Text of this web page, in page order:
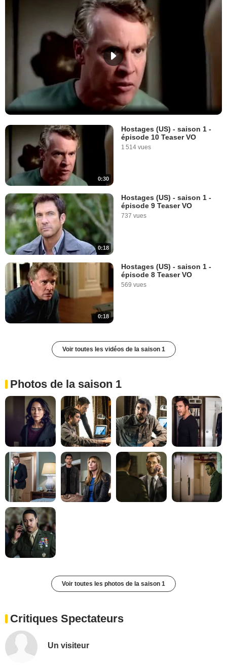
0:30
Hostages (US) - saison 1 -
épisode 10 Teaser VO
1 514 vues
0:18
Hostages (US) - saison 1 -
épisode 9 Teaser VO
737 vues
0:18
Hostages (US) - saison 1 -
épisode 8 Teaser VO
569 vues
Voir toutes les vidéos de la saison 1
Photos de la saison 1
Voir toutes les photos de la saison 1
Critiques Spectateurs
Un visiteur